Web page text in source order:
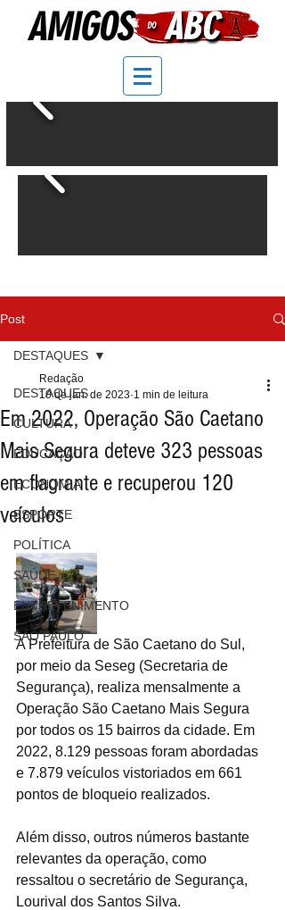
Post
DESTAQUES
CULTURA
EDUCAÇÃO
ECONOMIA
ESPORTE
POLÍTICA
SAÚDE
ENTRETENIMENTO
SÃO PAULO
DESTAQUES
Em 2022, Operação São Caetano
Mais Segura deteve 323 pessoas
em flagrante e recuperou 120
veículos
Redação
10 de jan. de 2023 1 min de leitura
A Prefeitura de São Caetano do Sul,
por meio da Seseg (Secretaria de
Segurança), realiza mensalmente a
Operação São Caetano Mais Segura
por todos os 15 bairros da cidade. Em
2022, 8.129 pessoas foram abordadas
e 7.879 veículos vistoriados em 661
pontos de bloqueio realizados.
Além disso, outros números bastante
relevantes da operação, como
ressaltou o secretário de Segurança,
Lourival dos Santos Silva.